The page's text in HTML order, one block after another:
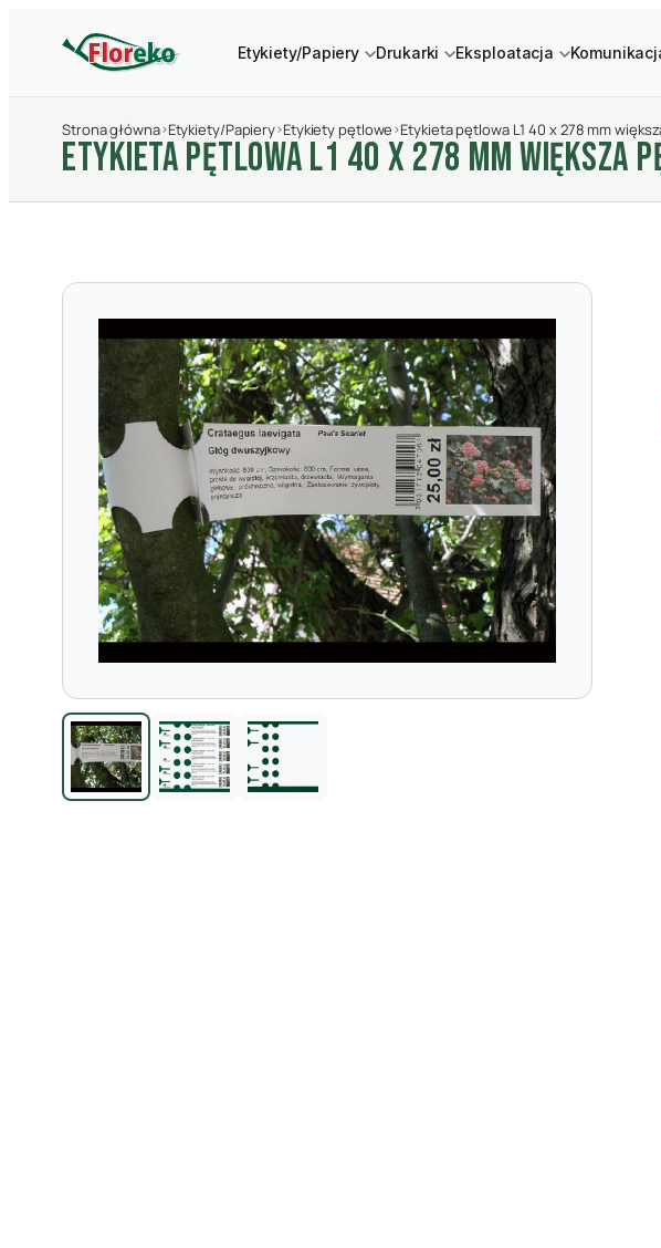
Etykiety/Papiery Drukarki Eksploatacja
Strona główna›Etykiety/Papiery›Etykiety pętlowe›Etykieta pętlowa L1 40 x 278 mm
ETYKIETA PęTLOWA L1 40 X 278 MM WIęKSZA